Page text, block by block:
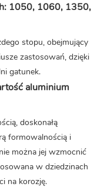
1050, 1060, 1350,
stopu, obejmujący
zastosowań, dzięki
gatunek.
aluminium
doskonałą
formowalnością i
można jej wzmocnić
w dziedzinach
na korozję.